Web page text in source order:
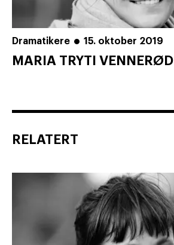
Dramatikere 15. oktober 2019
MARIA TRYTI VENNERØD
RELATERT